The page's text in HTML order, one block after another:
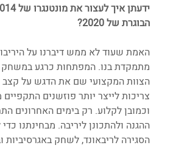
הבוגרת של 2020?
האמת שעוד לא ממש דיברנו על
מתמקדת בנו. המפתחות כרגע
הצוות המקצועי שם את הדגש על קצב
צריכות לייצר יותר פוזשנים
וכמובן לקלוע. רק בימים האחרונים
ההגנה ולהתכונן ליריבה. מבחינתנו
הסגירה לריבאונד, לשחק באגרסיביות